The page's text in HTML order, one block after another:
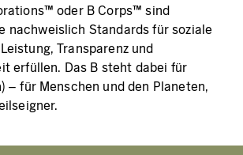
oder B Corps™ sind
nachweislich Standards für soziale
Transparenz und
erfüllen. Das B steht dabei für
– für Menschen und den Planeten,